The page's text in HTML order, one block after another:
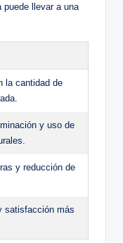
llevar a una
la cantidad de
y uso de
y reducción de
satisfacción más